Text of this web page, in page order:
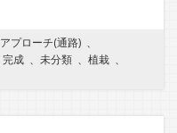
アプローチ(通路) 、
完成 、 未分類 、 植栽 、